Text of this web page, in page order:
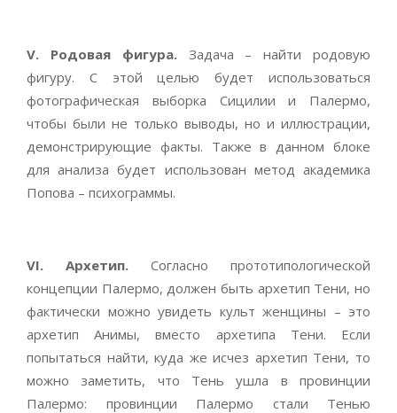
V. Родовая фигура.Задача – найти родовую
фигуру. С этой целью будет использоваться
фотографическая выборка Сицилии и Палермо,
чтобы были не только выводы, но и иллюстрации,
демонстрирующие факты. Также в данном блоке
для анализа будет использован метод академика
Попова – психограммы.
VI. Архетип. Согласно прототипологической
концепции Палермо, должен быть архетип Тени, но
фактически можно увидеть культ женщины – это
архетип Анимы, вместо архетипа Тени. Если
попытаться найти, куда же исчез архетип Тени, то
можно заметить, что Тень ушла в провинции
Палермо: провинции Палермо стали Тенью